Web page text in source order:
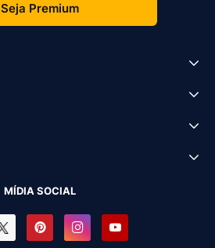
Seja Premium
MÍDIA SOCIAL